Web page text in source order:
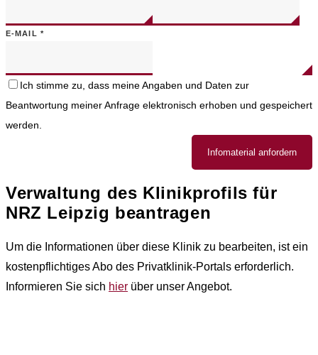
E-MAIL *
Ich stimme zu, dass meine Angaben und Daten zur
Beantwortung meiner Anfrage elektronisch erhoben und gespeichert
werden.
Infomaterial anfordern
Verwaltung des Klinikprofils für
NRZ Leipzig beantragen
Um die Informationen über diese Klinik zu bearbeiten, ist ein
kostenpflichtiges Abo des Privatklinik-Portals erforderlich.
Informieren Sie sich hier über unser Angebot.